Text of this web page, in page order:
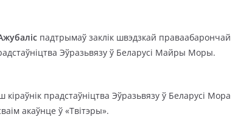
падтрымаў заклік швэдзкай праваабарончай
Эўразьвязу ў Беларусі Майры Моры.
прадстаўніцтва Эўразьвязу ў Беларусі Мора
акаўнце ў «Твітэры».